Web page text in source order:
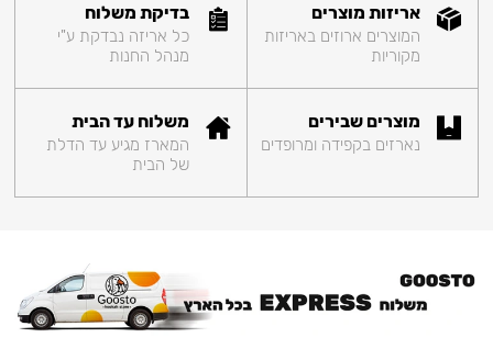
אריזות מוצרים
המוצרים ארוזים באריזות
מקוריות
בדיקת משלוח
כל אריזה נבדקת ע"י
מנהל החנות
מוצרים שבירים
נארזים בקפידה ומרופדים
משלוח עד הבית
המארז מגיע עד הדלת
של הבית